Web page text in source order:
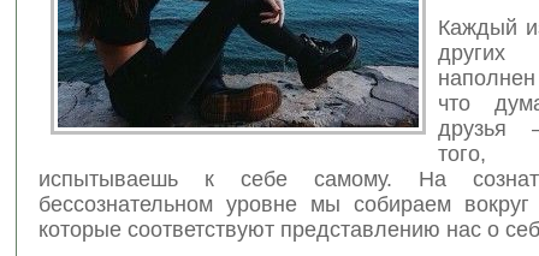
Каждый
что
друзья
испытываешь к себе самому. На
бессознательном уровне мы собираем
которые соответствуют представлению нас о